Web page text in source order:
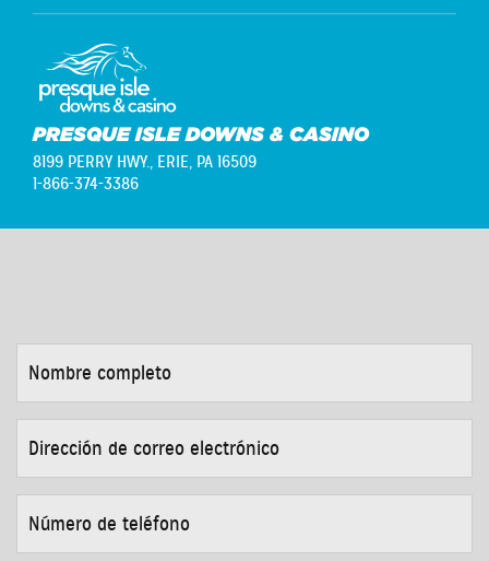
PRESQUE ISLE DOWNS & CASINO
8199 PERRY HWY., ERIE, PA 16509
1-866-374-3386
COMPLETO *
DE
CORREO
ELECTRÓNICO *
DE
TELÉFONO *